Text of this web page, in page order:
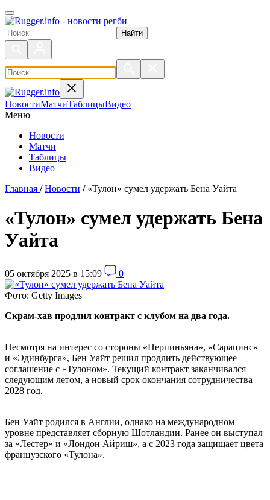
Поиск по сайту
НовостиМатчиТаблицыВидео
Меню
Новости
Матчи
Таблицы
Видео
Главная / Новости / «Тулон» сумел удержать Бена Уайта
«Тулон» сумел удержать Бена
Уайта
05 октября 2025 в 15:09 0
Фото: Getty Images
Скрам-хав продлил контракт с клубом на два года.
Несмотря на интерес со стороны «Перпиньяна», «Сарацинс»
и «Эдинбурга», Бен Уайт решил продлить действующее
соглашение с «Тулоном». Текущий контракт заканчивался
следующим летом, а новый срок окончания сотрудничества –
2028 год.
Бен Уайт родился в Англии, однако на международном
уровне представляет сборную Шотландии. Ранее он выступал
за «Лестер» и «Лондон Айриш», а с 2023 года защищает цвета
французского «Тулона».